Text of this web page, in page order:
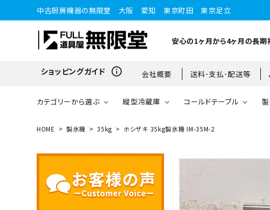
中古厨房機器の無限堂 大阪 愛知 東京町田 東京足立
安心の1ヶ月から4ヶ月の長期
ショッピングガイド info_outline 会社概要 送料･支払･配送等
カテゴリーから選ぶ
ショーケース
縦型冷蔵庫
ブラストチラー・ショックフ
リーザー
コールドテーブル
ドロワータイプ・他
65kg
ワインセラー・ワインクーラ
ー
HOME 製氷機 35kg ホシザキ 35kg製氷機 IM-35M-2